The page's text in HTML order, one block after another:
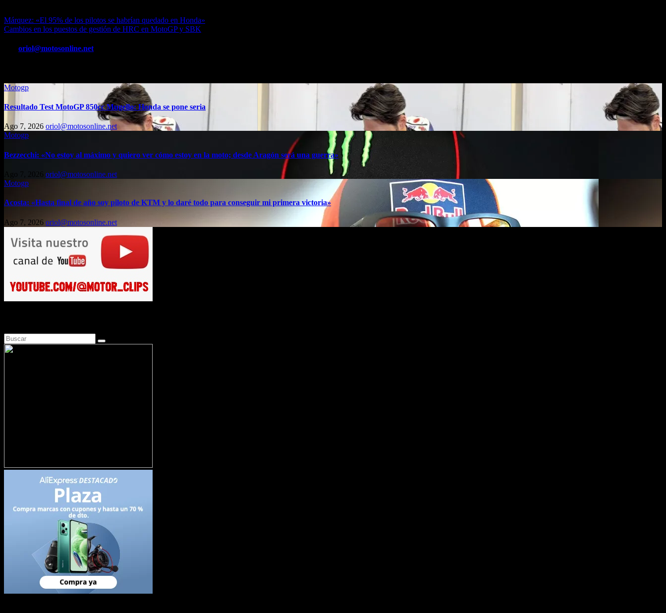
Navegación
de
entradas
Márquez: «El 95% de los pilotos se habrían quedado en Honda»
Cambios en los puestos de gestión de HRC en MotoGP y SBK
oriol@motosonline.net
Motogp
Resultado Test MotoGP 850cc Mugello: Honda se pone seria
Ago 7, 2026 oriol@motosonline.net
Motogp
Bezzecchi: «No estoy al máximo y quiero ver cómo estoy en la moto; desde Aragón será una guerra»
Ago 7, 2026 oriol@motosonline.net
Motogp
Acosta: «Hasta final de año soy piloto de KTM y lo daré todo para conseguir mi primera victoria»
Ago 7, 2026 oriol@motosonline.net